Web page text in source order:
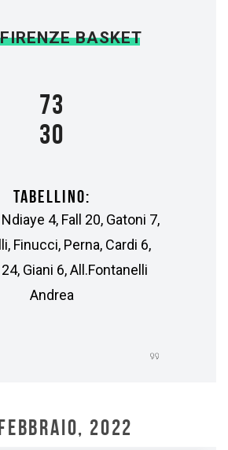
BASKET
73
30
TABELLINO:
4, Fall 20, Gatoni 7,
Finucci, Perna, Cardi 6,
Giani 6, All.Fontanelli
Andrea
2022